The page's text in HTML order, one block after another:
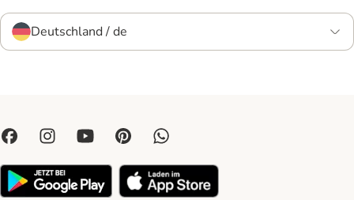
Deutschland / de